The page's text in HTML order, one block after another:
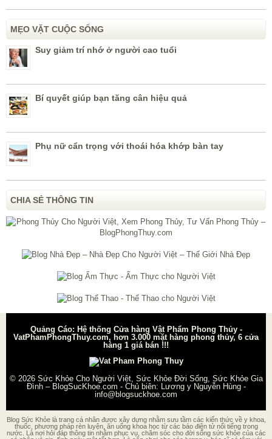
MẸO VẶT CUỘC SỐNG
Suy giảm trí nhớ ở người cao tuổi
Bí quyết giúp bạn tăng cân hiệu quả
Phụ nữ cẩn trọng với thoái hóa khớp bàn tay
CHIA SẺ THÔNG TIN
Quảng Cáo: Hệ thống Cửa hàng Vật Phẩm Phong Thủy -
VatPhamPhongThuy.com, hơn 3.000 mặt hàng phong thủy, 6 cửa
hàng 1 giá bán !!!
© 2026 Sức Khỏe Cho Người Việt, Sức Khỏe Đời Sống, Sức Khỏe Gia
Đình – BlogSucKhoe.com - Chủ biên: Lương y Nguyễn Hùng-
info@blogsuckhoe.com
Blog Sức Khỏe là trang cá nhân được xây dựng nhằm sưu tầm các kiến thức về y khoa,
thuốc, phương pháp rèn luyện, ăn uống khoa học từ các báo điện tử nổi tiếng trong
nước. Là nơi hỏi đáp thông tin nhằm phục vụ, chăm sóc cho đời sống sức khỏe của các